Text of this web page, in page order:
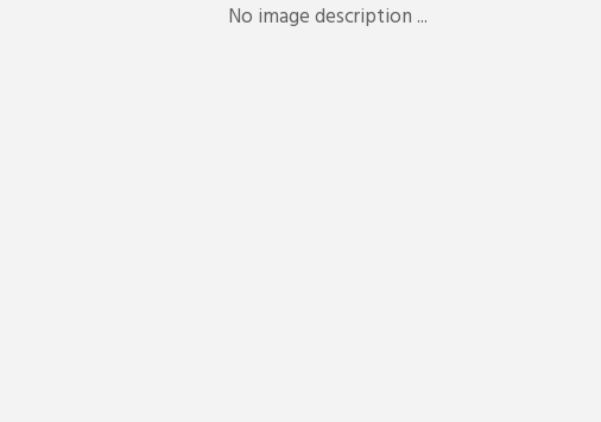
No image description ...